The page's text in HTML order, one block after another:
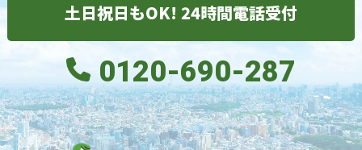
土日祝日もOK! 24時間電話受付
0120-690-287